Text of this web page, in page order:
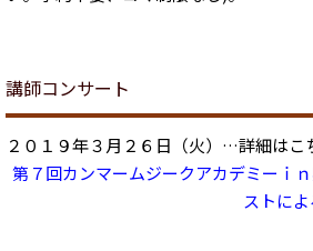
講師コンサート
２０１９年３月２６日（火）…詳細はこ
第７回カンマームジークアカデミーｉ
ストに